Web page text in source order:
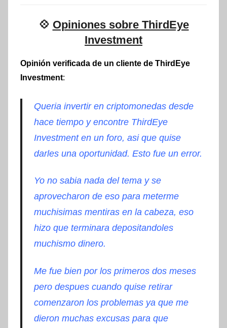
💠 Opiniones sobre ThirdEye
Investment
Opinión verificada de un cliente de ThirdEye
Investment:
Queria invertir en criptomonedas desde
hace tiempo y encontre ThirdEye
Investment en un foro, asi que quise
darles una oportunidad. Esto fue un error.
Yo no sabia nada del tema y se
aprovecharon de eso para meterme
muchisimas mentiras en la cabeza, eso
hizo que terminara depositandoles
muchismo dinero.
Me fue bien por los primeros dos meses
pero despues cuando quise retirar
comenzaron los problemas ya que me
dieron muchas excusas para que